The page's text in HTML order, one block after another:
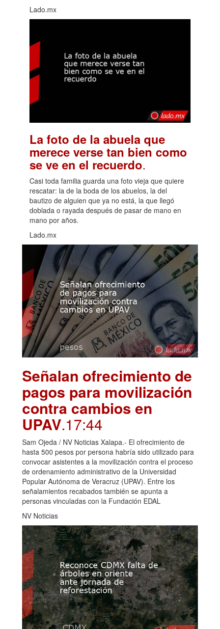
Lado.mx
La foto de la abuela que
merece verse tan bien como
se ve en el recuerdo.
Casi toda familia guarda una foto vieja que quiere
rescatar: la de la boda de los abuelos, la del
bautizo de alguien que ya no está, la que llegó
doblada o rayada después de pasar de mano en
mano por años.
Lado.mx
Señalan ofrecimiento de
pagos para movilización
contra cambios en
UPAV.17:44
Sam Ojeda / NV Noticias Xalapa.- El ofrecimiento de
hasta 500 pesos por persona habría sido utilizado para
convocar asistentes a la movilización contra el proceso
de ordenamiento administrativo de la Universidad
Popular Autónoma de Veracruz (UPAV). Entre los
señalamientos recabados también se apunta a
personas vinculadas con la Fundación EDAL
NV Noticias